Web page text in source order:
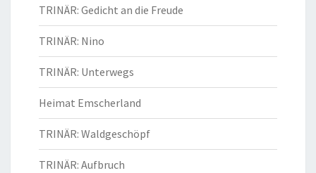
TRINÄR: Gedicht an die Freude
TRINÄR: Nino
TRINÄR: Unterwegs
Heimat Emscherland
TRINÄR: Waldgeschöpf
TRINÄR: Aufbruch